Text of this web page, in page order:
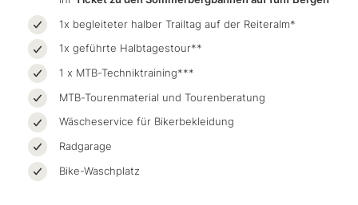
1x begleiteter halber Trailtag auf der Reiteralm*
1x geführte Halbtagestour**
1 x MTB-Techniktraining***
MTB-Tourenmaterial und Tourenberatung
Wäscheservice für Bikerbekleidung
Radgarage
Bike-Waschplatz